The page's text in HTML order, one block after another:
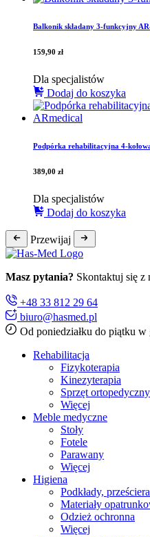
Balkonik składany 3-funkcyjny
159,90 zł
Dla specjalistów
Dodaj do koszyka
Podpórka rehabilitacyjna 4-
389,00 zł
Dla specjalistów
Dodaj do koszyka
Przewijaj
Masz pytania? Skontaktuj się z
+48 33 812 29 64
biuro@hasmed.pl
Od poniedziałku do piątku
Rehabilitacja
Fizykoterapia
Kinezyterapia
Sprzęt ortopedyczny
Więcej
Meble medyczne
Stoły
Fotele
Parawany
Więcej
Higiena
Podkłady,
Materiały
Odzież ochronna
Więcej